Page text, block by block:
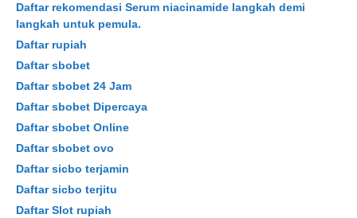
Daftar rekomendasi Serum niacinamide langkah demi
langkah untuk pemula.
Daftar rupiah
Daftar sbobet
Daftar sbobet 24 Jam
Daftar sbobet Dipercaya
Daftar sbobet Online
Daftar sbobet ovo
Daftar sicbo terjamin
Daftar sicbo terjitu
Daftar Slot rupiah